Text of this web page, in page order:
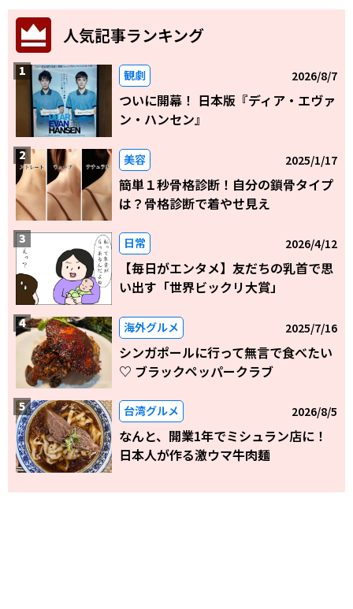
人気記事ランキング
観劇 2026/8/7
ついに開幕！ 日本版『ディア・エヴァ
ン・ハンセン』
美容 2025/1/17
簡単１秒骨格診断！自分の鎖骨タイプ
は？骨格診断で着やせ見え
日常 2026/4/12
【毎日がエンタメ】友だちの乳首で思
い出す「世界ビックリ大賞」
海外グルメ 2025/7/16
シンガポールに行って無言で食べたい
♡ ブラックペッパークラブ
台湾グルメ 2026/8/5
なんと、開業1年でミシュラン店に！
日本人が作る激ウマ牛肉麺